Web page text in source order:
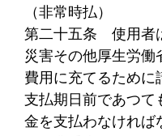
（非常時払）
第二十五条 使用者
災害その他厚生労
費用に充てるために
支払期日前であつて
金を支払わなければ